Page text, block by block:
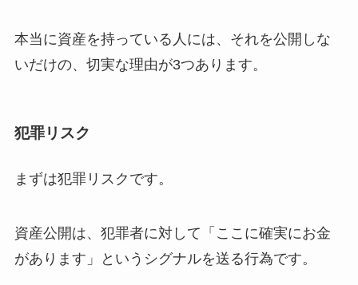
本当に資産を持っている人には、それを公開しな
いだけの、切実な理由が3つあります。
犯罪リスク
まずは犯罪リスクです。
資産公開は、犯罪者に対して「ここに確実にお金
があります」というシグナルを送る行為です。